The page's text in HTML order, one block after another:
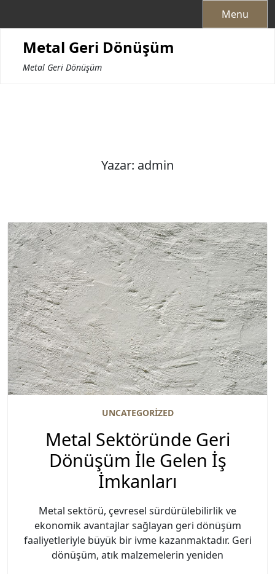
Menu
Metal Geri Dönüşüm
Metal Geri Dönüşüm
Yazar: admin
UNCATEGORIZED
Metal Sektöründe Geri
Dönüşüm İle Gelen İş
İmkanları
Metal sektörü, çevresel sürdürülebilirlik ve
ekonomik avantajlar sağlayan geri dönüşüm
faaliyetleriyle büyük bir ivme kazanmaktadır. Geri
dönüşüm, atık malzemelerin yeniden